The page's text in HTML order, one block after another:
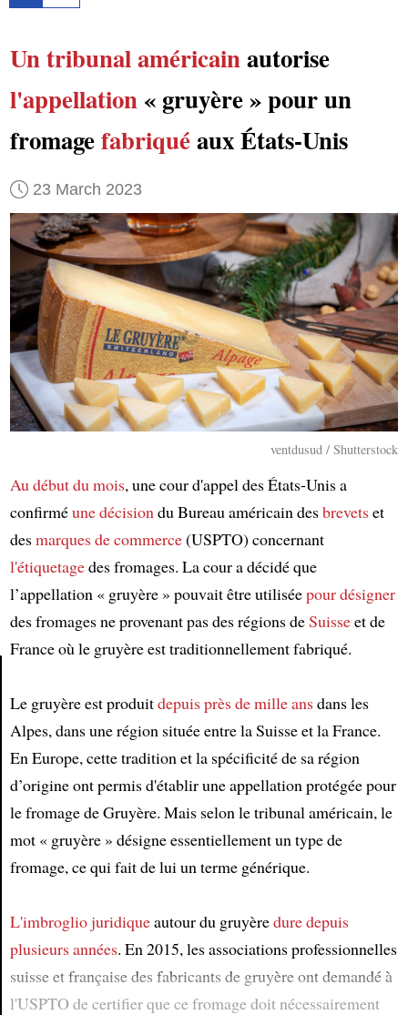
Article
Un tribunal américainautorise
l'appellation« gruyère » pour un
fromagefabriquéaux États-Unis
23 March 2023
ventdusud / Shutterstock
Au début du mois, une cour d'appel des États-Unis a
confirméune décision du Bureau américain desbrevetset
desmarques de commerce(USPTO) concernant
l'étiquetagedes fromages. La cour a décidé que
l’appellation « gruyère » pouvait être utiliséepour désigner
des fromages ne provenant pas des régions deSuisseet de
France où le gruyère est traditionnellement fabriqué.
Le gruyère est produitdepuis près de mille ansdans les
Alpes, dans une région située entre la Suisse et la France.
En Europe, cette tradition et la spécificité de sa région
d’origine ont permis d'établir une appellation protégée pour
le fromage de Gruyère. Mais selon le tribunal américain, le
mot « gruyère » désigne essentiellement un type de
fromage, ce qui fait de lui un terme générique.
L'imbroglio juridiqueautour du gruyèreduredepuis
plusieurs années. En 2015, les associations professionnelles
suisse et française des fabricants de gruyère ont demandé à
l'USPTO de certifier que ce fromage doit nécessairement